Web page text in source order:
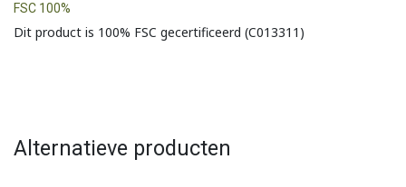
FSC 100%
Dit product is 100% FSC gecertificeerd (C013311)
Alternatieve producten